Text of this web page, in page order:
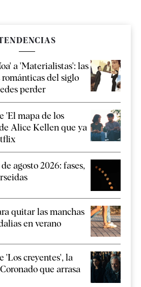
a 'Materialistas': las
del siglo
perder
'El mapa de los
Alice Kellen que ya
agosto 2026: fases,
quitar las manchas
en verano
'Los creyentes', la
que arrasa